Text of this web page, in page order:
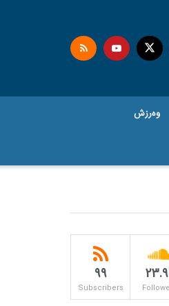
وەرزش
99
Subscribers